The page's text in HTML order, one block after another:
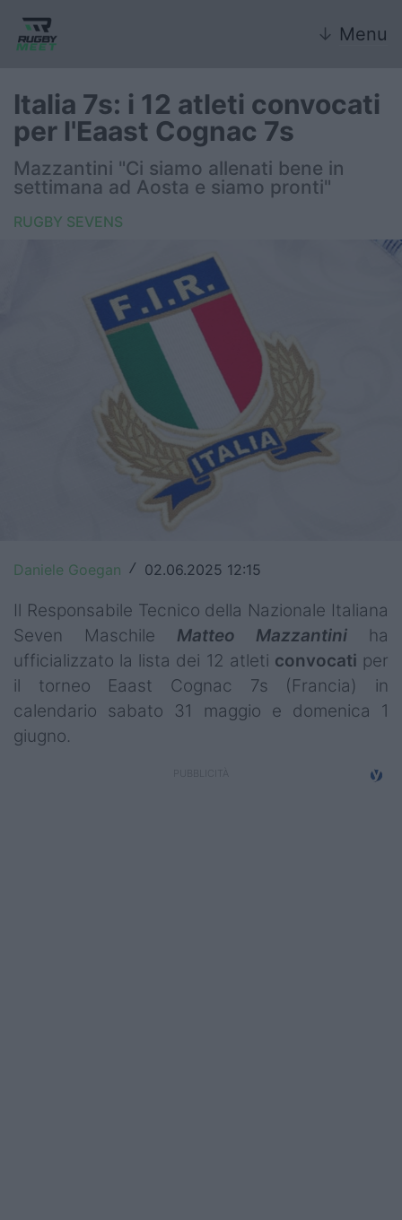
↓ Menu
Nazionale
Nazionali giovanili
Rugby Sevens
Internazionale
United Rugby Championship
Premiership
Champions Cup
World Rugby
Rugby World Cup
Super Rugby
Rugby in TV
Mercato
Italia 7s: i 12 atleti convocati
per l'Eaast Cognac 7s
Mazzantini "Ci siamo allenati bene in
settimana ad Aosta e siamo pronti"
RUGBY SEVENS
Daniele Goegan / 02.06.2025 12:15
Il Responsabile Tecnico della Nazionale Italiana
Seven Maschile Matteo Mazzantini ha
ufficializzato la lista dei 12 atleti convocati per
il torneo Eaast Cognac 7s (Francia) in
calendario sabato 31 maggio e domenica 1
giugno.